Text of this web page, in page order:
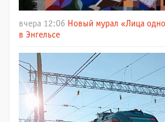
вчера 12:06 Новый мурал «Лица
в Энгельсе